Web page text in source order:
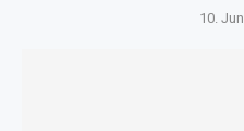
10.